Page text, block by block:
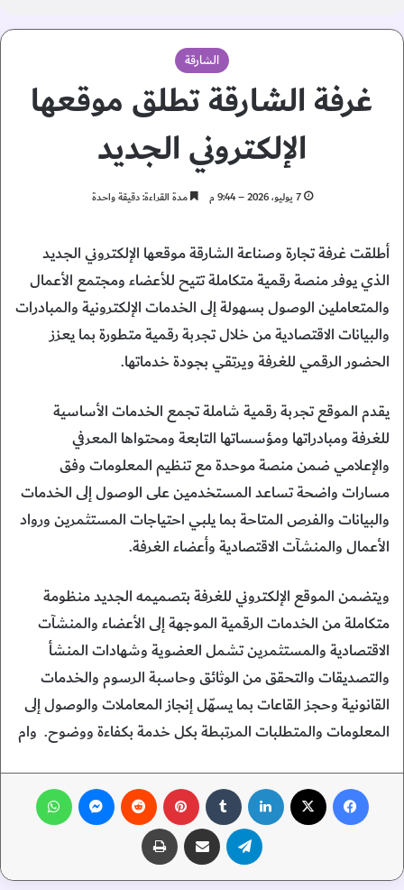
الشارقة
غرفة الشارقة تطلق موقعها
الإلكتروني الجديد
7 يوليو، 2026 – 9:44 م مدة القراءة: دقيقة واحدة
أطلقت غرفة تجارة وصناعة الشارقة موقعها الإلكتروني الجديد
الذي يوفر منصة رقمية متكاملة تتيح للأعضاء ومجتمع الأعمال
والمتعاملين الوصول بسهولة إلى الخدمات الإلكترونية والمبادرات
والبيانات الاقتصادية من خلال تجربة رقمية متطورة بما يعزز
الحضور الرقمي للغرفة ويرتقي بجودة خدماتها.
يقدم الموقع تجربة رقمية شاملة تجمع الخدمات الأساسية
للغرفة ومبادراتها ومؤسساتها التابعة ومحتواها المعرفي
والإعلامي ضمن منصة موحدة مع تنظيم المعلومات وفق
مسارات واضحة تساعد المستخدمين على الوصول إلى الخدمات
والبيانات والفرص المتاحة بما يلبي احتياجات المستثمرين ورواد
الأعمال والمنشآت الاقتصادية وأعضاء الغرفة.
ويتضمن الموقع الإلكتروني للغرفة بتصميمه الجديد منظومة
متكاملة من الخدمات الرقمية الموجهة إلى الأعضاء والمنشآت
الاقتصادية والمستثمرين تشمل العضوية وشهادات المنشأ
والتصديقات والتحقق من الوثائق وحاسبة الرسوم والخدمات
القانونية وحجز القاعات بما يسهّل إنجاز المعاملات والوصول إلى
المعلومات والمتطلبات المرتبطة بكل خدمة بكفاءة ووضوح. وام
فيسبوك بينتيريست
تيلقرام
مشاركة عبر البريد طباعة